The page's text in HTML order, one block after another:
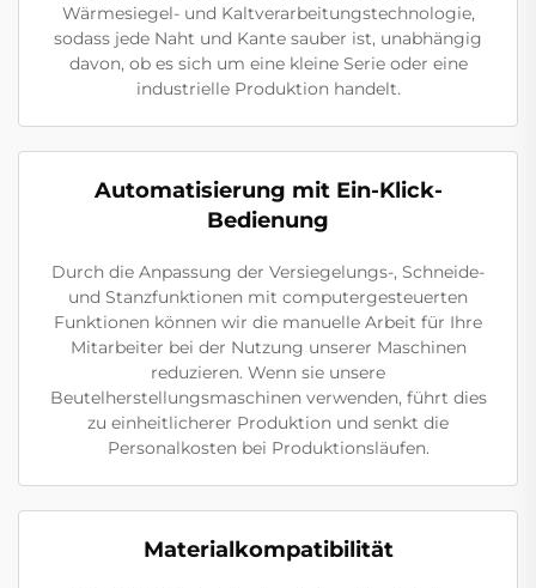
Wärmesiegel- und Kaltverarbeitungstechnologie,
sodass jede Naht und Kante sauber ist, unabhängig
davon, ob es sich um eine kleine Serie oder eine
industrielle Produktion handelt.
Automatisierung mit Ein-Klick-
Bedienung
Durch die Anpassung der Versiegelungs-, Schneide-
und Stanzfunktionen mit computergesteuerten
Funktionen können wir die manuelle Arbeit für Ihre
Mitarbeiter bei der Nutzung unserer Maschinen
reduzieren. Wenn sie unsere
Beutelherstellungsmaschinen verwenden, führt dies
zu einheitlicherer Produktion und senkt die
Personalkosten bei Produktionsläufen.
Materialkompatibilität